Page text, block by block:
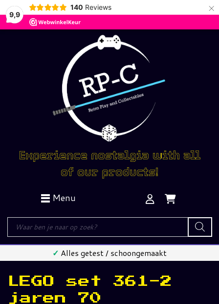
9,9
140 Reviews ×
Experience nostalgia with all
of our products!
Menu
Producten
zoeken
✓ Alles getest / schoongemaakt
LEGO set 361-2
jaren 70